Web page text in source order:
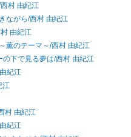
西村 由紀江
ながら/西村 由紀江
由紀江
薫のテーマ～/西村 由紀江
の下で見る夢は/西村 由紀江
紀江
江
村 由紀江
紀江